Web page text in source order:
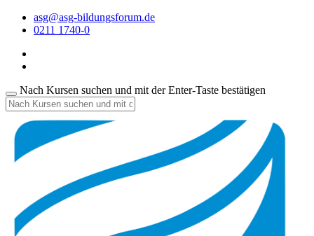
asg@asg-bildungsforum.de
0211 1740-0
Nach Kursen suchen und mit der Enter-Taste bestätigen